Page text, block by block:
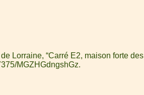
Lorraine, “Carré E2, maison forte des
MGZHGdngshGz.